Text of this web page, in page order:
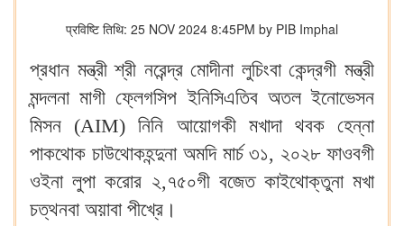
प्रविष्टि तिथि: 25 NOV 2024 8:45PM by PIB Imphal
প্রধান মন্ত্রী শ্রী নরেন্দ্র মোদীনা লুচিংবা কেন্দ্রগী মন্ত্রী
মন্দলনা মাগী ফ্লেগসিপ ইনিসিএতিব অতল ইনোভেসন
মিসন (AIM) নিনি আয়োগকী মখাদা থবক হেন্না
পাকথোক চাউথোকহন্দুনা অমদি মার্চ ৩১, ২০২৮ ফাওবগী
ওইনা লুপা করোর ২,৭৫০গী বজেত কাইথোক্তুনা মখা
চত্থনবা অয়াবা পীখ্রে‍।